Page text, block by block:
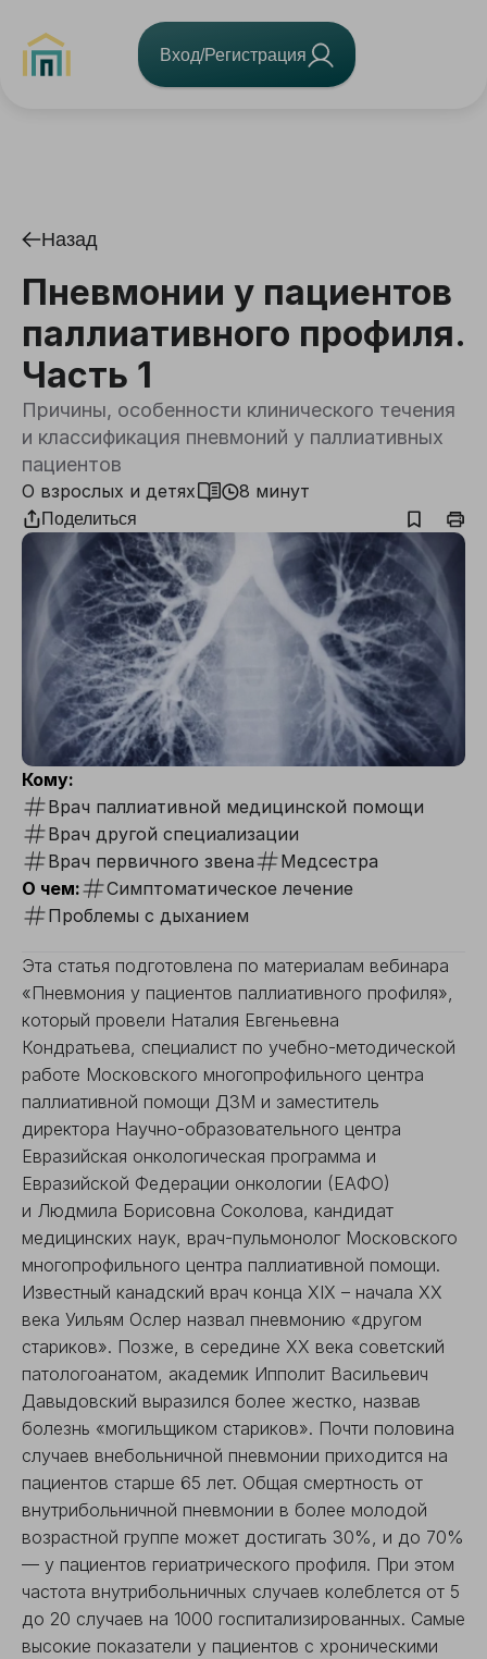
Вход/Регистрация
Назад
Пневмонии у пациентов
паллиативного профиля.
Часть 1
Причины, особенности клинического течения
и классификация пневмоний у паллиативных
пациентов
О взрослых и детях 8 минут
Поделиться
Кому:
Врач паллиативной медицинской помощи
Врач другой специализации
Врач первичного звена
Медсестра
О чем:
Симптоматическое лечение
Проблемы с дыханием
Эта статья подготовлена по материалам вебинара
«Пневмония у пациентов паллиативного профиля»,
который провели Наталия Евгеньевна
Кондратьева, специалист по учебно-методической
работе Московского многопрофильного центра
паллиативной помощи ДЗМ и заместитель
директора Научно-образовательного центра
Евразийская онкологическая программа и
Евразийской Федерации онкологии (ЕАФО)
и Людмила Борисовна Соколова, кандидат
медицинских наук, врач-пульмонолог Московского
многопрофильного центра паллиативной помощи.
Известный канадский врач конца XIX – начала XX
века Уильям Ослер назвал пневмонию «другом
стариков». Позже, в середине ХХ века советский
патологоанатом, академик Ипполит Васильевич
Давыдовский выразился более жестко, назвав
болезнь «могильщиком стариков». Почти половина
случаев внебольничной пневмонии приходится на
пациентов старше 65 лет. Общая смертность от
внутрибольничной пневмонии в более молодой
возрастной группе может достигать 30%, и до 70%
— у пациентов гериатрического профиля. При этом
частота внутрибольничных случаев колеблется от 5
до 20 случаев на 1000 госпитализированных. Самые
высокие показатели у пациентов с хроническими